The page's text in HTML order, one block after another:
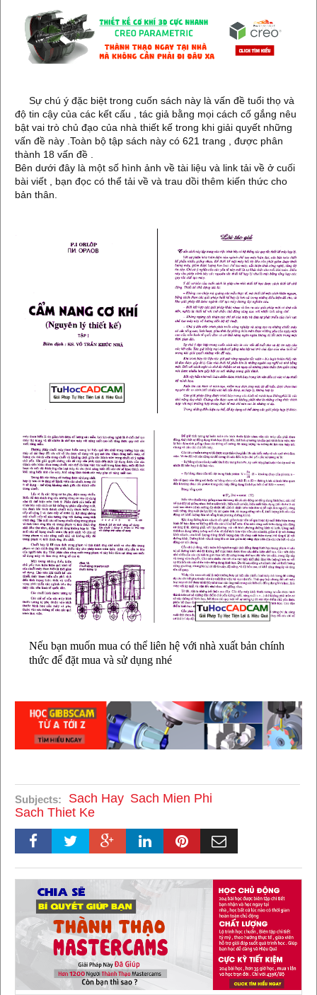
Sự chú ý đặc biệt trong cuốn sách này là vấn đề tuổi thọ và
độ tin cậy của các kết cấu , tác giả bằng mọi cách cố gắng nêu
bật vai trò chủ đạo của nhà thiết kế trong khi giải quyết những
vấn đề này .Toàn bộ tập sách này có 621 trang , được phân
thành 18 vấn đề .
Bên dưới đây là một số hình ảnh về tài liệu và link tải về ở cuối
bài viết , bạn đọc có thể tải về và trau dồi thêm kiến thức cho
bản thân.
Nếu bạn muốn mua có thể liên hệ với nhà xuất bản chính
thức để đặt mua và sử dụng nhé
Subjects: Sach Hay Sach Mien Phi
Sach Thiet Ke